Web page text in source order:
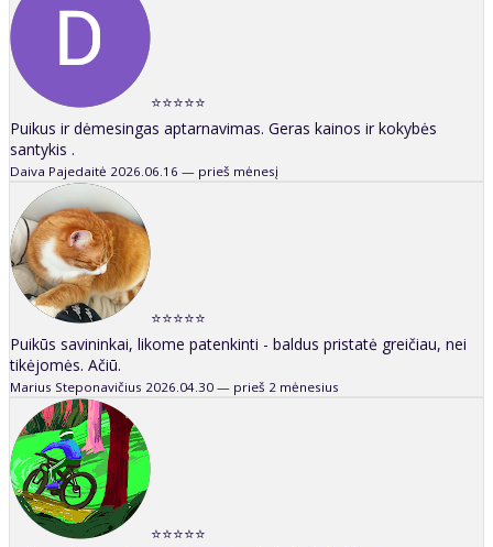
⭐⭐⭐⭐⭐
Puikus ir dėmesingas aptarnavimas. Geras kainos ir kokybės
santykis .
Daiva Pajedaitė 2026.06.16 — prieš mėnesį
⭐⭐⭐⭐⭐
Puikūs savininkai, likome patenkinti - baldus pristatė greičiau, nei
tikėjomės. Ačiū.
Marius Steponavičius 2026.04.30 — prieš 2 mėnesius
⭐⭐⭐⭐⭐